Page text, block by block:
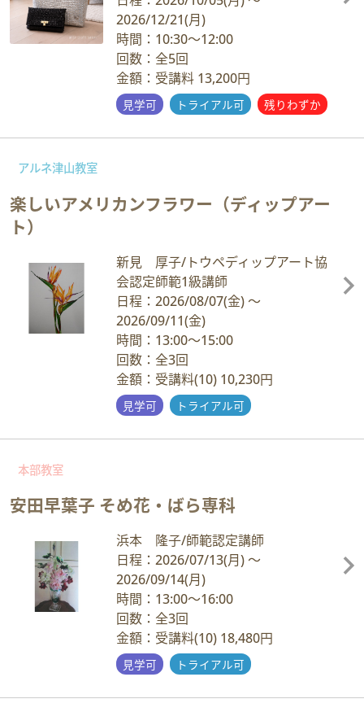
2026/12/21(月)
時間：10:30～12:00
回数：全5回
金額：受講料 13,200円
見学可 トライアル可 残りわずか
アルネ津山教室
楽しいアメリカンフラワー（ディップアー
ト）
新見 厚子/トウペディップアート協
会認定師範1級講師
日程：2026/08/07(金)～
2026/09/11(金)
時間：13:00～15:00
回数：全3回
金額：受講料(10) 10,230円
見学可 トライアル可
本部教室
安田早葉子 そめ花・ばら専科
浜本 隆子/師範認定講師
日程：2026/07/13(月)～
2026/09/14(月)
時間：13:00～16:00
回数：全3回
金額：受講料(10) 18,480円
見学可 トライアル可